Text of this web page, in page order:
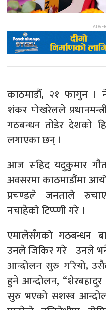
काठमाडौँ, २१ फागुन ।
शंकर पोखरेलले
गठबन्धन तोडेर देशको
लगाएका छन् ।
आज सहिद यदुकुमार
अवसरमा काठमाडौंमा
प्रचण्डले जनताले
नचाहेको टिप्प्णी गरे ।
एमालेसँगको गठबन्धन
उनले जिकिर गरे । उनले
आन्दोलन सुरु गरियो,
हुने आन्दोलन,
सुरु भएको सशस्त्र